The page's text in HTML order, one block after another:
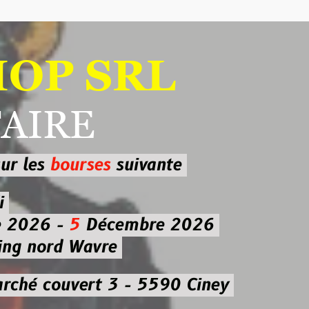
SRL
suivante
5Décembre 2026
Wavre
3 - 5590 Ciney